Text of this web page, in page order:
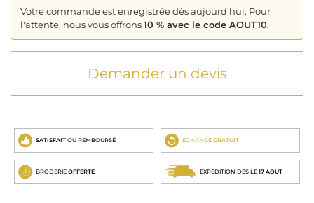
Votre commande est enregistrée dès aujourd'hui. Pour
l'attente, nous vous offrons10 % avec le code AOUT10.
Demander un devis
SATISFAIT OU REMBOURSÉ ECHANGE GRATUIT
BRODERIE OFFERTE EXPÉDITION DÈS LE 17 AOÛT